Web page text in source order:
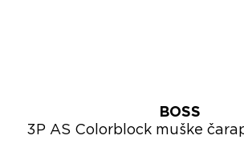
BOSS
3P AS Colorblock muške